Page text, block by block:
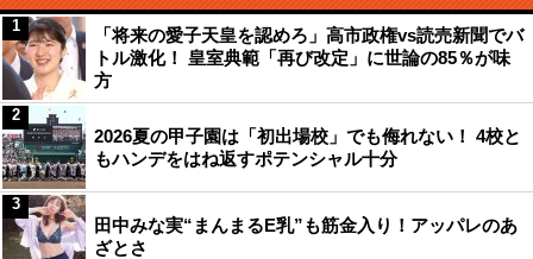
「将来の愛子天皇を認めろ」高市政権vs読売新聞でバ
トル激化！ 皇室典範「再び改定」に世論の85％が味
方
1
2026夏の甲子園は「初出場校」でも侮れない！ 4校と
もハンデをはね返すポテンシャル十分
2
田中みな実“まんまるE乳”も筋金入り！アッパレのあ
ざとさ
3